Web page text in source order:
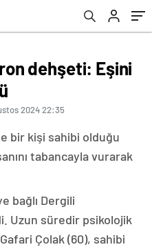
dehşeti: Eşini
2024 22:35
bir kişi sahibi olduğu
tabancayla vurarak
bağlı Dergili
Uzun süredir psikolojik
Çolak (60), sahibi